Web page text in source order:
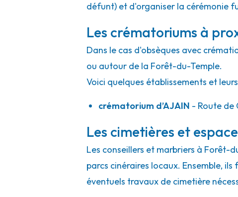
défunt) et d'organiser la cérémonie
Les crématoriums à
Dans le cas d'obsèques avec
ou autour de la Forêt-du-Temple.
Voici quelques établissements et
crématorium d’AJAIN - Route de
Les cimetières et
Les conseillers et marbriers à Forêt-
parcs cinéraires locaux. Ensemble,
éventuels travaux de cimetière